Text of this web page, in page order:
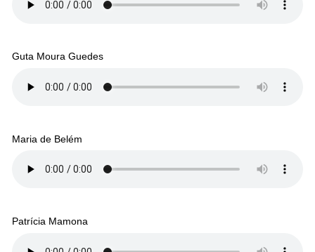
Guta Moura Guedes
Maria de Belém
Patrícia Mamona